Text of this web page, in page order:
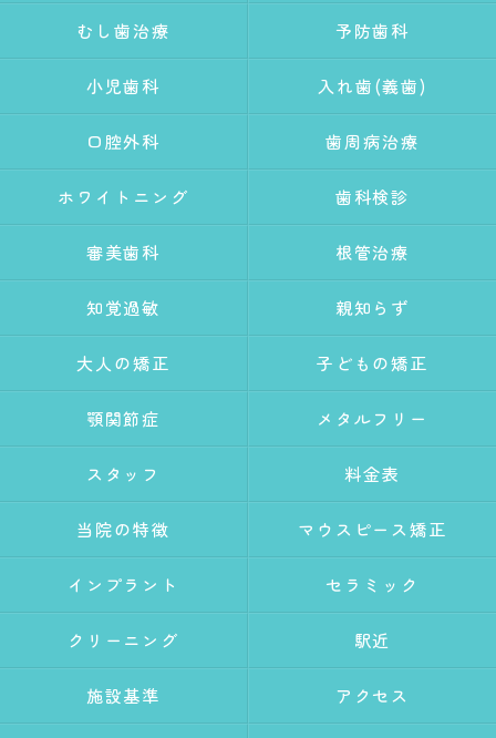
むし歯治療 予防歯科
小児歯科 入れ歯(義歯)
口腔外科 歯周病治療
ホワイトニング 歯科検診
審美歯科 根管治療
知覚過敏 親知らず
大人の矯正 子どもの矯正
顎関節症 メタルフリー
スタッフ 料金表
当院の特徴 マウスピース矯正
インプラント セラミック
クリーニング 駅近
施設基準 アクセス